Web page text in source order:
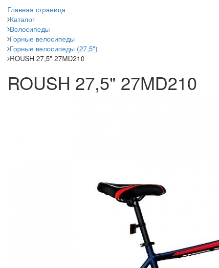
Главная страница
Каталог
Велосипеды
Горные велосипеды
Горные велосипеды (27,5")
ROUSH 27,5" 27MD210
ROUSH 27,5" 27MD210